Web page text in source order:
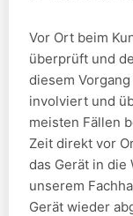
Vor Ort beim
überprüft und
diesem
involviert und
meisten Fällen
Zeit direkt vor
das Gerät in die
unserem
Gerät wieder